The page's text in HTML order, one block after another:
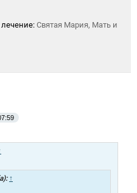
Святая Мария, Мать и
↑